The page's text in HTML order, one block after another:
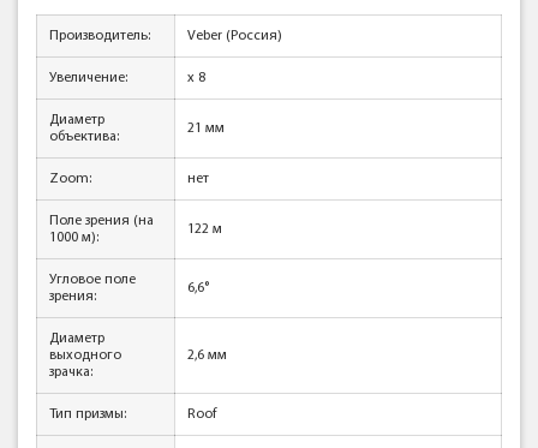
Производитель: Veber (Россия)
Увеличение: x 8
Диаметр
объектива:
21 мм
Zoom: нет
Поле зрения (на
1000 м):
122 м
Угловое поле
зрения:
6,6°
Диаметр
выходного
зрачка:
2,6 мм
Тип призмы: Roof